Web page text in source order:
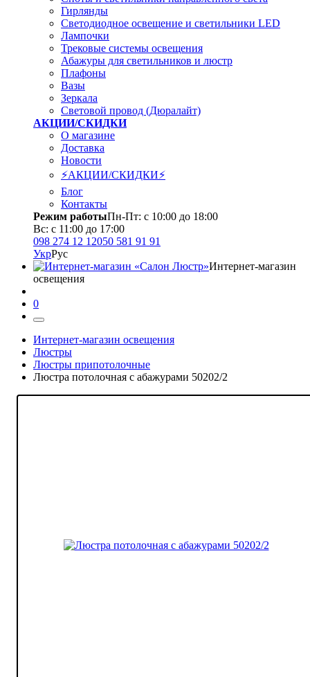
Гирлянды
Светодиодное освещение и светильники LED
Лампочки
Трековые системы освещения
Абажуры для светильников и люстр
Плафоны
Вазы
Зеркала
Световой провод (Дюралайт)
АКЦИИ/СКИДКИ
О магазине
Доставка
Новости
⚡АКЦИИ/СКИДКИ⚡
Блог
Контакты
Режим работыПн-Пт: с 10:00 до 18:00
Вс: с 11:00 до 17:00
098 274 12 12050 581 91 91
УкрРус
Интернет-магазин
освещения
0
Интернет-магазин освещения
Люстры
Люстры припотолочные
Люстра потолочная с абажурами 50202/2